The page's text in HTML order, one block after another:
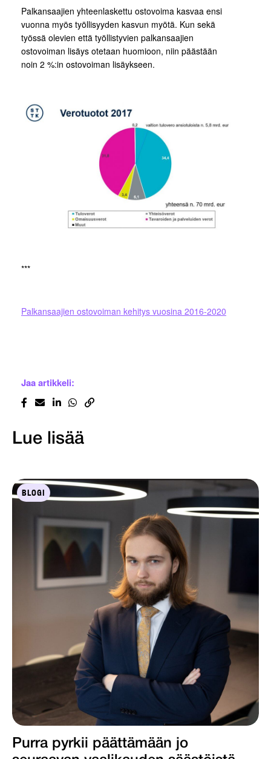
Palkansaajien yhteenlaskettu ostovoima kasvaa ensi
vuonna myös työllisyyden kasvun myötä. Kun sekä
työssä olevien että työllistyvien palkansaajien
ostovoiman lisäys otetaan huomioon, niin päästään
noin 2 %:in ostovoiman lisäykseen.
***
Palkansaajien ostovoiman kehitys vuosina 2016-2020
Jaa artikkeli:
Lue lisää
BLOGI
Purra pyrkii päättämään jo